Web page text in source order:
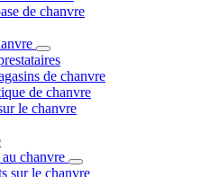
de chanvre
de chanvre
de chanvre
le chanvre
chanvre
sur le chanvre